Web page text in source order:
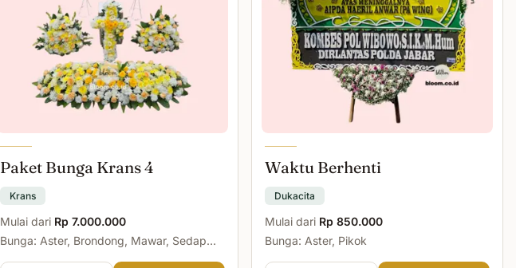
Paket Bunga Krans 4
Krans
Mulai dari Rp 7.000.000
Bunga: Aster, Brondong, Mawar, Sedap
Waktu Berhenti
Dukacita
Mulai dari Rp 850.000
Bunga: Aster, Pikok